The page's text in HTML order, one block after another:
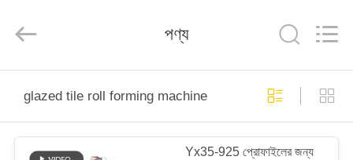
পণ্য
Trading
Rights
পণ্য
glazed tile roll forming machine
Yx35-925 প্রোফাইলের জন্য